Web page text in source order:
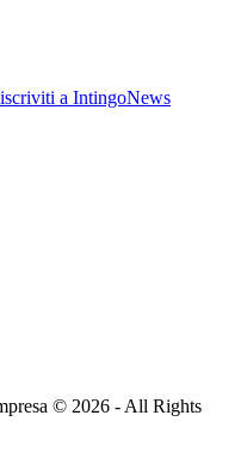
iscriviti a IntingoNews
© 2026 - All Rights